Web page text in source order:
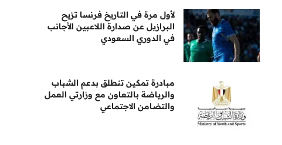
لأول مرة في التاريخ فرنسا تزيح
البرازيل عن صدارة اللاعبين الأجانب
في الدوري السعودي
مبادرة تمكين تنطلق بدعم الشباب
والرياضة بالتعاون مع وزارتي العمل
والتضامن الاجتماعي